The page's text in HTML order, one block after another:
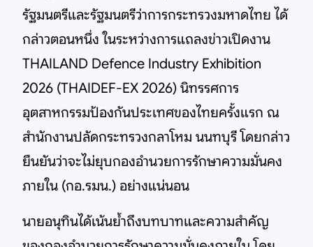
รัฐมนตรีและรัฐมนตรีว่าการกระทรวงมหาดไทย ได้
กล่าวตอนหนึ่ง ในระหว่างการแถลงข่าวเปิดงาน
THAILAND Defence Industry Exhibition
2026 (THAIDEF-EX 2026) นิทรรศการ
อุตสาหกรรมป้องกันประเทศของไทยครั้งแรก ณ
สำนักงานปลัดกระทรวงกลาโหม นนทบุรี โดยกล่าว
ยืนยันว่าจะไม่ยุบกองอำนวยการรักษาความมั่นคง
ภายใน (กอ.รมน.) อย่างแน่นอน
นายอนุทินได้เน้นย้ำถึงบทบาทและความสำคัญ